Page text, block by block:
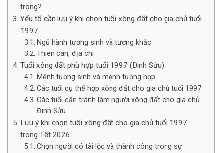
trọng?
Yếu tố cần lưu ý khi chọn tuổi xông đất cho gia chủ tuổi
1997
Ngũ hành tương sinh và tương khắc
Thiên can, địa chi
Tuổi xông đất phù hợp tuổi 1997 (Đinh Sửu)
Mệnh tương sinh và mệnh tương hợp
Các tuổi cụ thể hợp xông đất cho gia chủ tuổi 1997
Các tuổi cần tránh làm người xông đất cho gia chủ
Đinh Sửu
Lưu ý khi chọn tuổi xông đất cho gia chủ tuổi 1997
trong Tết 2026
Chọn người có tài lộc và thành công trong sự